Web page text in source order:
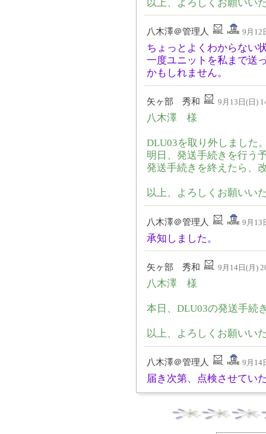
以上、よろしくお願いい
八木澤＠管理人 9月12
ちょっとよくわからない
一度ユニットを私まで送
かもしれません。
矢ヶ部 秀和 9月13日(日)
八木澤 様
DLU03を取り外しました
明日、発送手続きを行う
発送手続きを終えたら、
以上、よろしくお願いい
八木澤＠管理人 9月13
承知しました。
矢ヶ部 秀和 9月14日(月)
八木澤 様
本日、DLU03の発送手続
以上、よろしくお願いい
八木澤＠管理人 9月14
届き次第、点検させてい